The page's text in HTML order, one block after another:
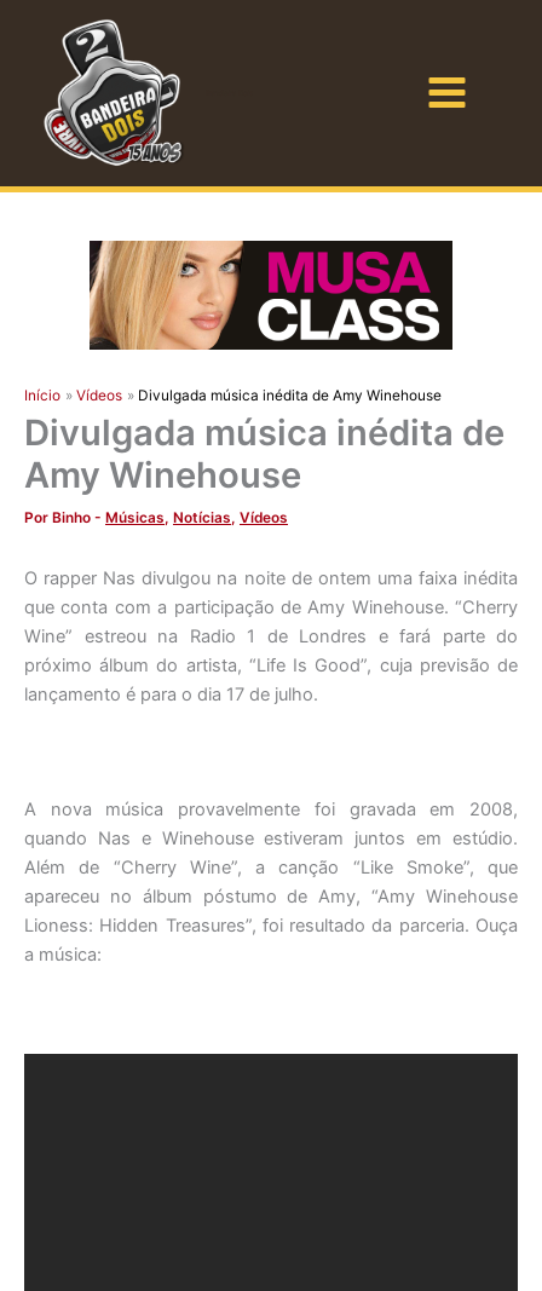
conteúdo
Início Vídeos Divulgada música inédita de Amy Winehouse
Divulgada música inédita de
Amy Winehouse
Por Binho - Músicas, Notícias, Vídeos
O rapper Nas divulgou na noite de ontem uma faixa inédita
que conta com a participação de Amy Winehouse. “Cherry
Wine” estreou na Radio 1 de Londres e fará parte do
próximo álbum do artista, “Life Is Good”, cuja previsão de
lançamento é para o dia 17 de julho.
A nova música provavelmente foi gravada em 2008,
quando Nas e Winehouse estiveram juntos em estúdio.
Além de “Cherry Wine”, a canção “Like Smoke”, que
apareceu no álbum póstumo de Amy, “Amy Winehouse
Lioness: Hidden Treasures”, foi resultado da parceria. Ouça
a música: